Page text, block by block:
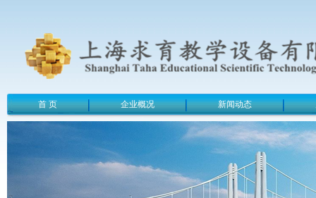
首 页 企业概况 新闻动态